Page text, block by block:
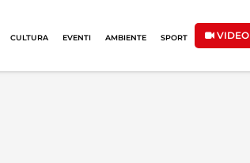
CULTURA EVENTI AMBIENTE SPORT VIDEO